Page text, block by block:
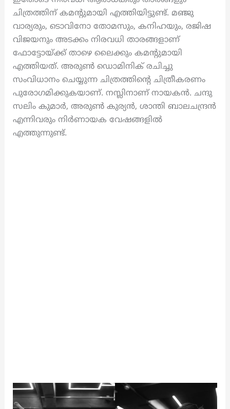
ചിത്രത്തിന് കമന്റുമായി എത്തിയിട്ടുണ്ട്. മഞ്ജു
വാര്യരും, ടൊവിനോ തോമസും, കനിഹയും, രജിഷ
വിജയനും അടക്കം നിരവധി താരങ്ങളാണ്
ഫോട്ടോയ്ക്ക് താഴെ ലൈക്കും കമന്റുമായി
എത്തിയത്. അരുൺ ഡൊമിനിക് രചിച്ചു
സംവിധാനം ചെയ്യുന്ന ചിത്രത്തിന്റെ ചിത്രീകരണം
പുരോഗമിക്കുകയാണ്. നസ്ലിനാണ് നായകൻ. ചന്ദു
സലിം കുമാർ, അരുൺ കുര്യൻ, ശാന്തി ബാലചന്ദ്രൻ
എന്നിവരും നിർണായക വേഷങ്ങളിൽ
എത്തുന്നുണ്ട്.